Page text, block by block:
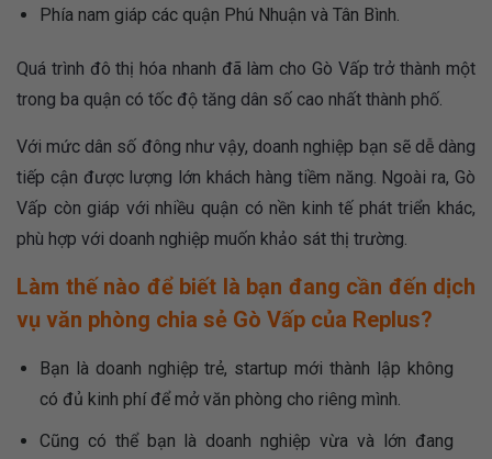
Phía nam giáp các quận Phú Nhuận và Tân Bình.
Quá trình đô thị hóa nhanh đã làm cho Gò Vấp trở thành một
trong ba quận có tốc độ tăng dân số cao nhất thành phố.
Với mức dân số đông như vậy, doanh nghiệp bạn sẽ dễ dàng
tiếp cận được lượng lớn khách hàng tiềm năng. Ngoài ra, Gò
Vấp còn giáp với nhiều quận có nền kinh tế phát triển khác,
phù hợp với doanh nghiệp muốn khảo sát thị trường.
Làm thế nào để biết là bạn đang cần đến dịch
vụ văn phòng chia sẻ Gò Vấp của Replus?
Bạn là doanh nghiệp trẻ, startup mới thành lập không
có đủ kinh phí để mở văn phòng cho riêng mình.
Cũng có thể bạn là doanh nghiệp vừa và lớn đang